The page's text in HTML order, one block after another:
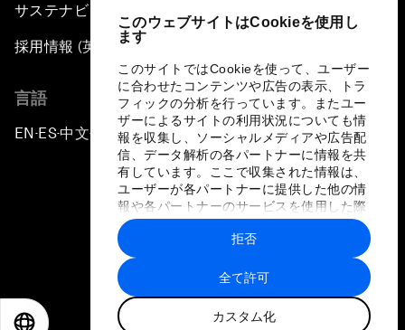
このウェブサイトはCookieを使用し
ます
このサイトではCookieを使って、ユーザー
に合わせたコンテンツや広告の表示、トラ
フィックの分析を行っています。またユー
ザーによるサイトの利用状況についても情
報を収集し、ソーシャルメディアや広告配
信、データ解析の各パートナーに情報を共
有しています。ここで収集された情報は、
ユーザーが各パートナーに提供した他の情
報や各パートナーのサービスを使用した際
に収集された情報と組み合わされ、各パー
トナーによって使用されることがありま
す。
全て許可
カスタム化
拒否
サステナビリティへの取り組み
採用情報 (英語のみ)
言語
EN ▪ES▪中文▪ 日本語
プライバシーポリシーと利用規約
サイトマップ
©
世界経済フォーラム